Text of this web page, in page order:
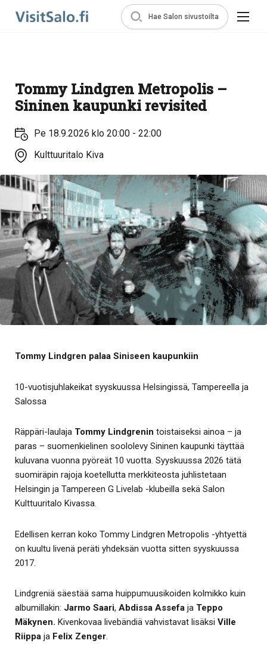
Hae Salon sivustoilta
Tommy Lindgren Metropolis –
Sininen kaupunki revisited
Pe 18.9.2026 klo 20:00 - 22:00
Kulttuuritalo Kiva
Tommy Lindgren palaa Siniseen kaupunkiin
10-vuotisjuhlakeikat syyskuussa Helsingissä, Tampereella ja
Salossa
Räppäri-laulaja Tommy Lindgrenin toistaiseksi ainoa – ja
paras – suomenkielinen soololevy Sininen kaupunki täyttää
kuluvana vuonna pyöreät 10 vuotta. Syyskuussa 2026 tätä
suomiräpin rajoja koetellutta merkkiteosta juhlistetaan
Helsingin ja Tampereen G Livelab -klubeilla sekä Salon
Kulttuuritalo Kivassa.
Edellisen kerran koko Tommy Lindgren Metropolis -yhtyettä
on kuultu livenä peräti yhdeksän vuotta sitten syyskuussa
2017.
Lindgreniä säestää sama huippumuusikoiden kolmikko kuin
albumillakin: Jarmo Saari, Abdissa Assefa ja Teppo
Mäkynen. Kivenkovaa livebändiä vahvistavat lisäksi Ville
Riippa ja Felix Zenger.